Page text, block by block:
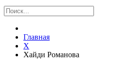
Главная
Х
Хайди Романова